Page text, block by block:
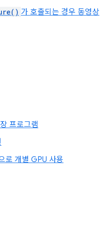
가 호출되는 경우 동영상
프로그램
로 개별 GPU 사용